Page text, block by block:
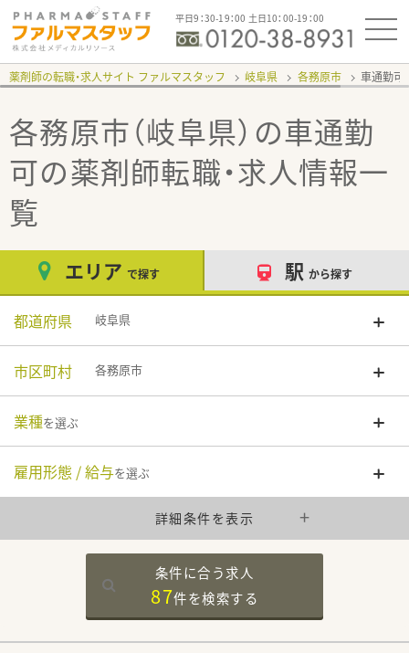
平日9：30-19：00 土日10：00-19：00
薬剤師の転職・求人サイト ファルマスタッフ 岐阜県 各務原市 車通勤可
各務原市（岐阜県）の車通勤
可の薬剤師転職・求人情報一
覧
エリア で探す 駅 から探す
都道府県 岐阜県
市区町村 各務原市
業種を選ぶ
雇用形態 / 給与を選ぶ
詳細条件を表示
条件に合う求人
87件を検索する